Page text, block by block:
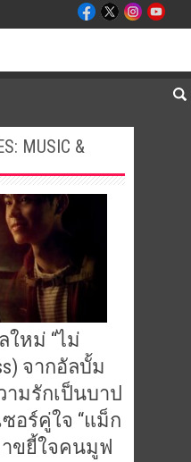
MUSIC &
ลใหม่ “ไม่
จากอัลบั้ม
วามรักเป็นบาป
อร์คู่ใจ “แม็ก
ขยี้ใจคนมูฟ